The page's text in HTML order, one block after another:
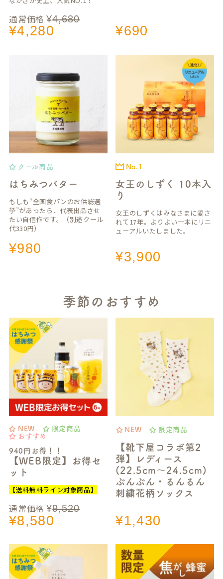
通常価格 ¥4,680
¥4,280 ¥690
はちみつバター
クール商品
¥980
もしも“全国食パンのお供総選
挙”があったら、代表出品させ
たい自信作です。（別途クール
代330円）
女王のしずく 10本入
り
No.1
¥3,900
女王のしずくはみなさまに愛さ
れて17年。よりよい一本にリニ
ューアルいたしました。
季節のおすすめ
940円お得！！
【WEB限定】お得セ
ット
NEW
限定商品
おすすめ
通常価格 ¥9,520
¥8,580
【送料無料ライン対象商品】
【靴下屋コラボ第2
弾】レディース
(22.5cm～24.5cm)
ぶんぶん・るんるん
刺繍花柄ソックス
NEW 限定商品
¥1,430